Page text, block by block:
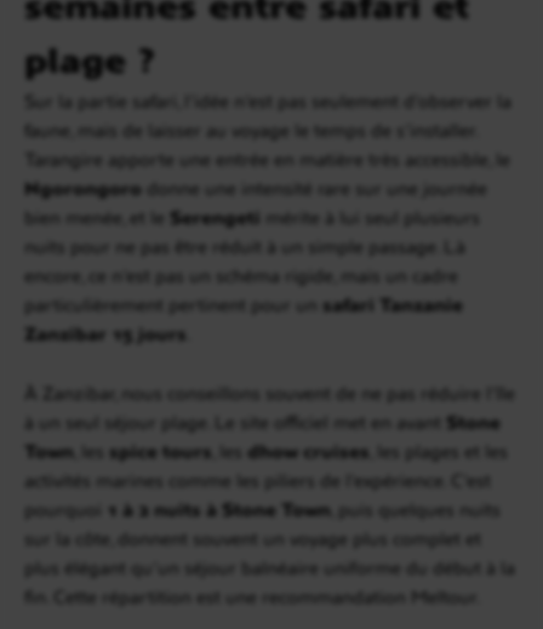
plage ?
Sur la partie safari, l’idée n’est pas seulement d’observer la
faune, mais de laisser au voyage le temps de s’installer.
Tarangire apporte une entrée en matière très accessible, le
Ngorongoro donne une intensité rare sur une journée
bien menée, et le Serengeti mérite à lui seul plusieurs
nuits pour ne pas être réduit à un simple passage. Là
encore, ce n’est pas un schéma rigide, mais un cadre
particulièrement pertinent pour un safari Tanzanie
Zanzibar 15 jours
À Zanzibar, nous conseillons souvent de ne pas réduire l’île
à un seul séjour plage. Le site officiel met en avant Stone
Town , les spice tours , les dhow cruises , les plages et les
activités marines comme les piliers de l’expérience. C’est
1 à 2 nuits à Stone Town , puis quelques nuits
sur la côte, donnent souvent un voyage plus complet et
plus élégant qu’un séjour balnéaire uniforme du début à la
fin. Cette répartition est une recommandation Meltour.